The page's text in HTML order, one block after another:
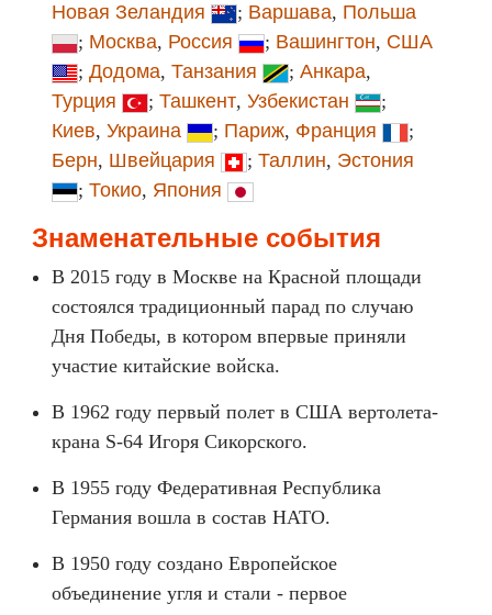
Новая Зеландия
; Варшава, Польша
; Москва, Россия ; Вашингтон, США
; Додома, Танзания ; Анкара,
Турция
; Ташкент, Узбекистан
;
Киев, Украина ; Париж, Франция
;
Берн, Швейцария ; Таллин, Эстония
; Токио, Япония
Знаменательные события
В 2015 году в Москве на Красной площади
состоялся традиционный парад по случаю
Дня Победы, в котором впервые приняли
участие китайские войска.
В 1962 году первый полет в США вертолета-
крана S-64 Игоря Сикорского.
В 1955 году Федеративная Республика
Германия вошла в состав НАТО.
В 1950 году создано Европейское
объединение угля и стали - первое